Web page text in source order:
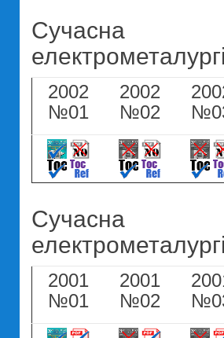
Сучасна
2002
№01
2002
№02
Сучасна
2001
№01
2001
№02